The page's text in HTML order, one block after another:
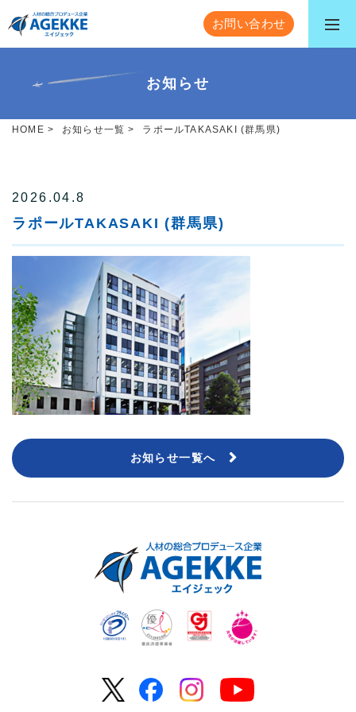
お問い合わせ
お知らせ
HOME > お知らせ一覧 > ラポールTAKASAKI (群馬県)
2026.04.8
ラポールTAKASAKI (群馬県)
お知らせ一覧へ